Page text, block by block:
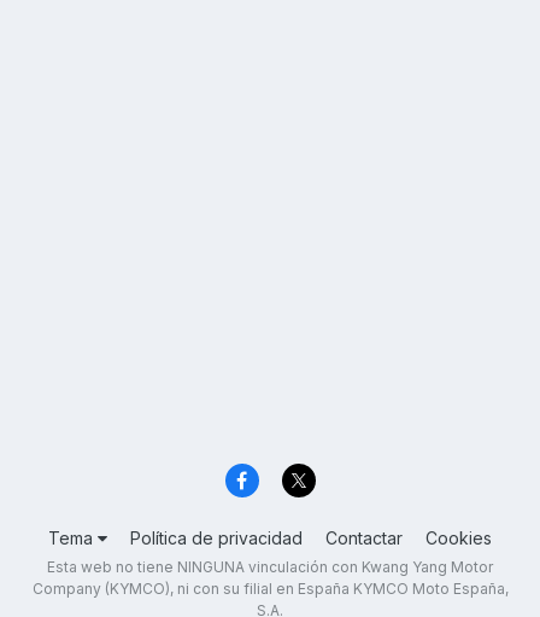
Tema Política de privacidad Contactar Cookies
Esta web no tiene NINGUNA vinculación con Kwang Yang Motor
Company (KYMCO), ni con su filial en España KYMCO Moto España,
S.A.